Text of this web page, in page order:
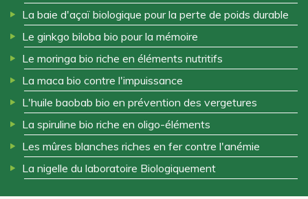
La baie d'açaï biologique pour la perte de poids durable
Le ginkgo biloba bio pour la mémoire
Le moringa bio riche en éléments nutritifs
La maca bio contre l'impuissance
L'huile baobab bio en prévention des vergetures
La spiruline bio riche en oligo-éléments
Les mûres blanches riches en fer contre l'anémie
La nigelle du laboratoire Biologiquement